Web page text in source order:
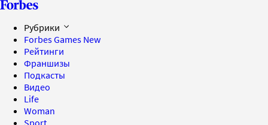
Рубрики
Forbes Games New
Рейтинги
Франшизы
Подкасты
Видео
Life
Woman
Sport